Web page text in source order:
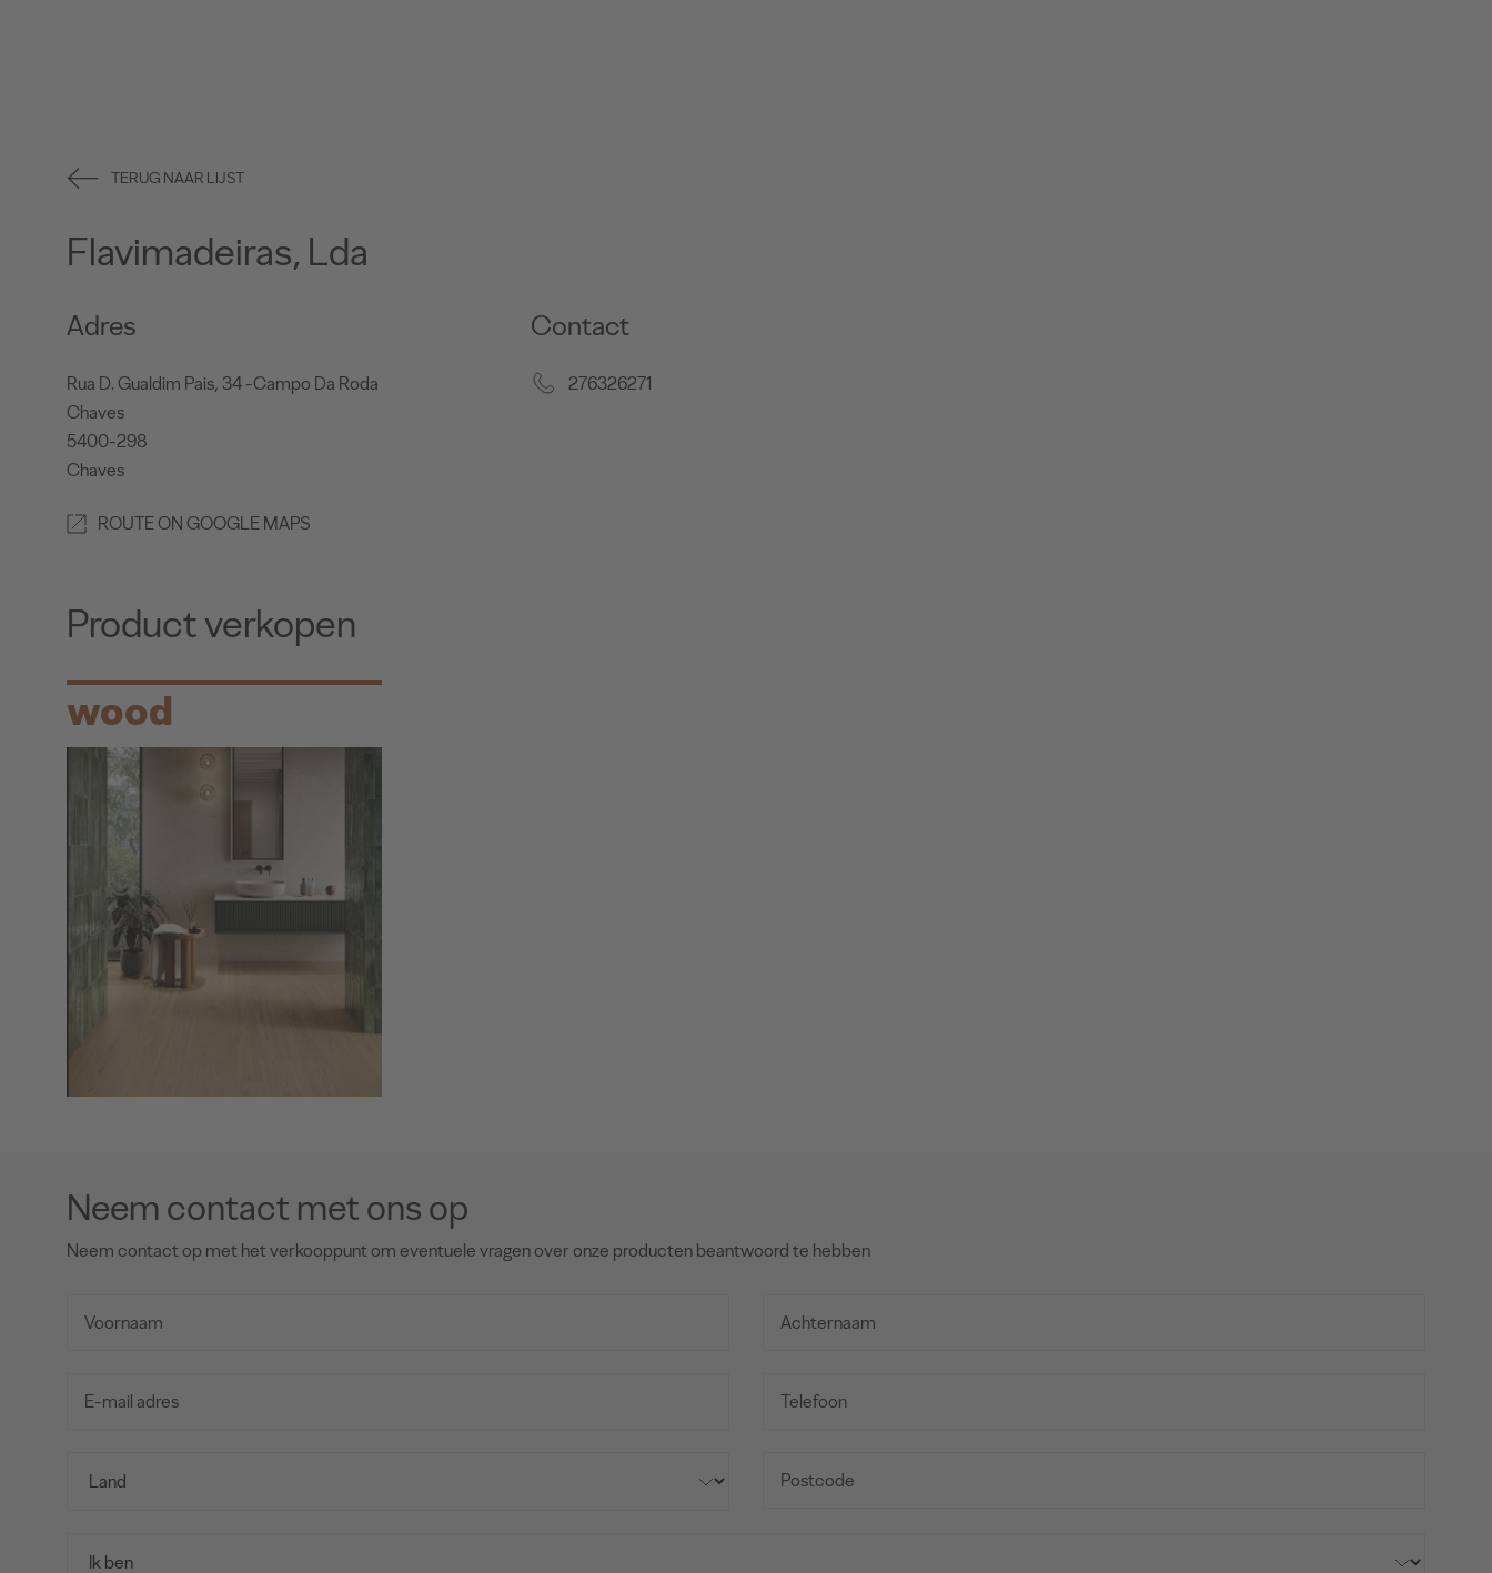
TERUG NAAR LIJST
Flavimadeiras, Lda
Adres
Rua D. Gualdim Pais, 34 -Campo Da Roda
Chaves
5400-298
Chaves
ROUTE ON GOOGLE MAPS
Contact
276326271
Product verkopen
wood
Neem contact met ons op
Neem contact op met het verkooppunt om eventuele vragen over onze producten beantwoord te hebben